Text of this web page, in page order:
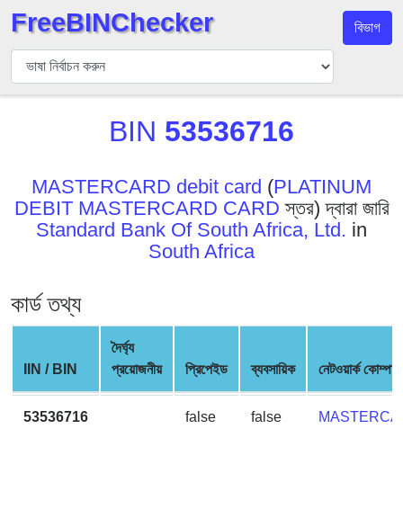
বিন
যাচাইকারী
সংখ্যা
বিন
এপিআই
BIN
Checker
CC
Generator
FreeBINChecker বিভাগ
BIN 53536716
MASTERCARD debit card (PLATINUM
DEBIT MASTERCARD CARD স্তর) দ্বারা জারি
Standard Bank Of South Africa, Ltd. in
South Africa
কার্ড তথ্য
IIN / BIN
দৈর্ঘ্য
প্রয়োজনীয়
প্রিপেইড ব্যবসায়িক নেটওয়ার্ক
53536716 false false